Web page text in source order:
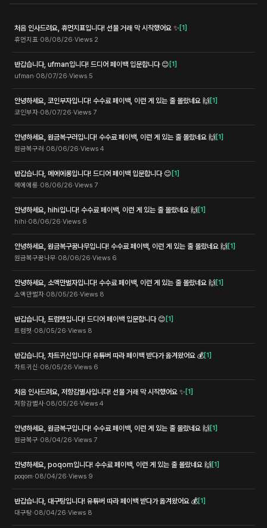
처음 인사드려요, 휴먼지표입니다! 선물 거래 막 시작했어요 ✨ [1]
휴먼지표·08/08/26·Views 2
반갑습니다, ufman입니다! 드디어 페이백 입문합니다 😊 [1]
ufman·08/07/26·Views 5
안녕하세요, 코인부자입니다! 수수료 페이백, 이런 게 있는 줄 몰랐네요 🙌 [1]
코인부자·08/07/26·Views 7
안녕하세요, 원금복구러입니다! 수수료 페이백, 이런 게 있는 줄 몰랐네요 🙌 [1]
원금복구러·08/06/26·Views 4
반갑습니다, 메에에롱입니다! 드디어 페이백 입문합니다 😊 [1]
메에에롱·08/06/26·Views 7
안녕하세요, hihi입니다! 수수료 페이백, 이런 게 있는 줄 몰랐네요 🙌 [1]
hihi·08/06/26·Views 6
안녕하세요, 원금복구꿈나무입니다! 수수료 페이백, 이런 게 있는 줄 몰랐네요 🙌 [1]
원금복구꿈나무·08/06/26·Views 6
안녕하세요, 소액만벌자입니다! 수수료 페이백, 이런 게 있는 줄 몰랐네요 🙌 [1]
소액만벌자·08/05/26·Views 8
반갑습니다, 트럼펫입니다! 드디어 페이백 입문합니다 😊 [1]
트럼펫 ·08/05/26·Views 8
반갑습니다, 차트귀신입니다! 유튜버 따라 페이백 받다가 옮겨왔어요 💰[1]
차트귀신 ·08/05/26·Views 6
처음 인사드려요, 저항감별사입니다! 선물 거래 막 시작했어요 ✨ [1]
저항감별사·08/05/26·Views 4
안녕하세요, 원금복구입니다! 수수료 페이백, 이런 게 있는 줄 몰랐네요 🙌 [1]
원금복구·08/04/26·Views 7
안녕하세요, poqom입니다! 수수료 페이백, 이런 게 있는 줄 몰랐네요 🙌 [1]
poqom·08/04/26·Views 9
반갑습니다, 대구탕입니다! 유튜버 따라 페이백 받다가 옮겨왔어요 💰[1]
대구탕·08/04/26·Views 8